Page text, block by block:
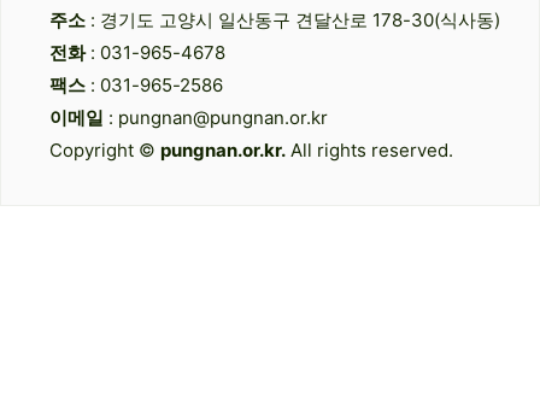
주소 : 경기도 고양시 일산동구 견달산로 178-30(식사동)
전화: 031-965-4678
팩스 : 031-965-2586
이메일 : pungnan@pungnan.or.kr
Copyright © pungnan.or.kr. All rights reserved.